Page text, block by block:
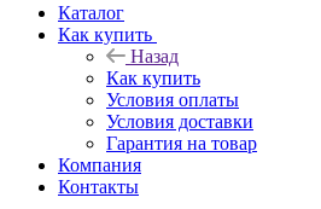
Каталог
Как купить
Назад
Как купить
Условия оплаты
Условия доставки
Гарантия на товар
Компания
Контакты